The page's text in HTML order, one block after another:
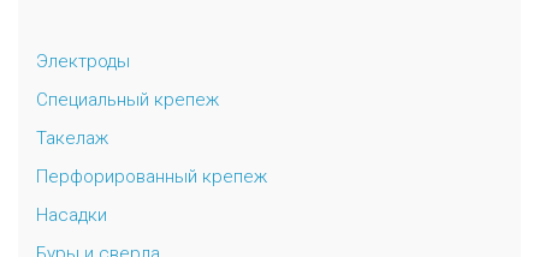
Электроды
Специальный крепеж
Такелаж
Перфорированный крепеж
Насадки